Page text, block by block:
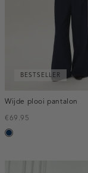
BESTSELLER
Wijde plooi pantalon
€69.95
donkerblauw